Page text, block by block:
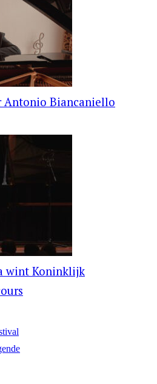
Antonio Biancaniello
wint Koninklijk